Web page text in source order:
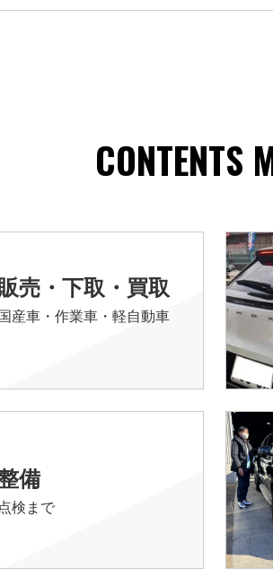
CONTENTS
売・下取・買取
産車・作業車・軽自動車
備
検まで